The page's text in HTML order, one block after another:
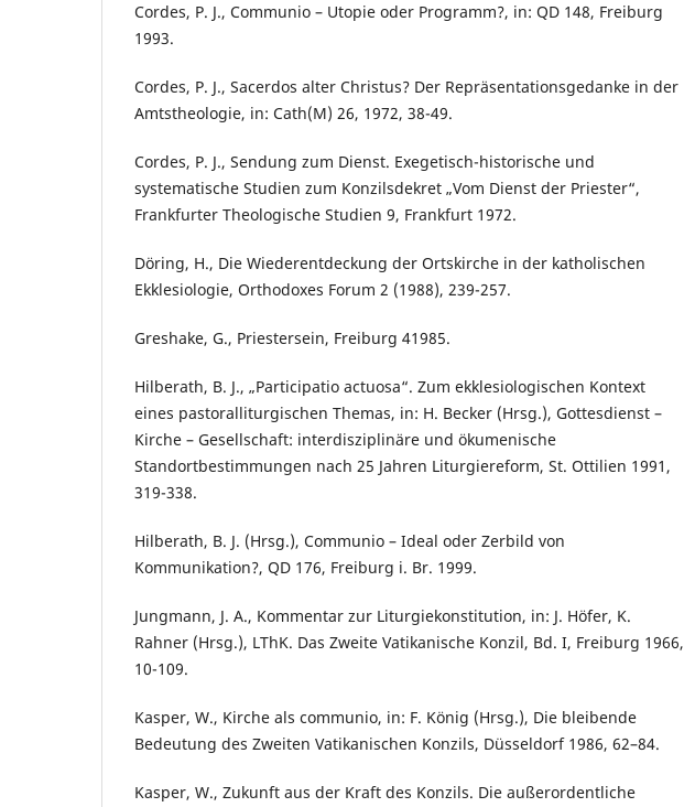
Cordes, P. J., Communio – Utopie oder Programm?, in: QD 148, Freiburg
1993.
Cordes, P. J., Sacerdos alter Christus? Der Repräsentationsgedanke in der
Amtstheologie, in: Cath(M) 26, 1972, 38-49.
Cordes, P. J., Sendung zum Dienst. Exegetisch-historische und
systematische Studien zum Konzilsdekret „Vom Dienst der Priester“,
Frankfurter Theologische Studien 9, Frankfurt 1972.
Döring, H., Die Wiederentdeckung der Ortskirche in der katholischen
Ekklesiologie, Orthodoxes Forum 2 (1988), 239-257.
Greshake, G., Priestersein, Freiburg 41985.
Hilberath, B. J., „Participatio actuosa“. Zum ekklesiologischen Kontext
eines pastoralliturgischen Themas, in: H. Becker (Hrsg.), Gottesdienst –
Kirche – Gesellschaft: interdisziplinäre und ökumenische
Standortbestimmungen nach 25 Jahren Liturgiereform, St. Ottilien 1991,
319-338.
Hilberath, B. J. (Hrsg.), Communio – Ideal oder Zerbild von
Kommunikation?, QD 176, Freiburg i. Br. 1999.
Jungmann, J. A., Kommentar zur Liturgiekonstitution, in: J. Höfer, K.
Rahner (Hrsg.), LThK. Das Zweite Vatikanische Konzil, Bd. I, Freiburg 1966,
10-109.
Kasper, W., Kirche als communio, in: F. König (Hrsg.), Die bleibende
Bedeutung des Zweiten Vatikanischen Konzils, Düsseldorf 1986, 62–84.
Kasper, W., Zukunft aus der Kraft des Konzils. Die außerordentliche